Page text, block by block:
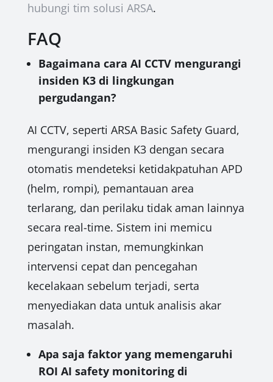
hubungi tim solusi ARSA.
FAQ
Bagaimana cara AI CCTV mengurangi
insiden K3 di lingkungan
pergudangan?
AI CCTV, seperti ARSA Basic Safety Guard,
mengurangi insiden K3 dengan secara
otomatis mendeteksi ketidakpatuhan APD
(helm, rompi), pemantauan area
terlarang, dan perilaku tidak aman lainnya
secara real-time. Sistem ini memicu
peringatan instan, memungkinkan
intervensi cepat dan pencegahan
kecelakaan sebelum terjadi, serta
menyediakan data untuk analisis akar
masalah.
Apa saja faktor yang memengaruhi
ROI AI safety monitoring di